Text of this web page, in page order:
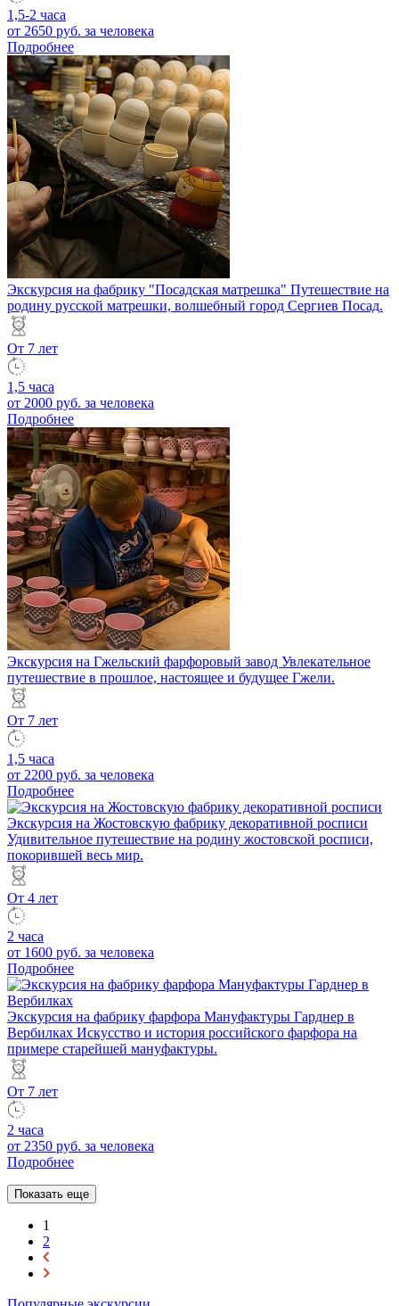
1,5-2 часа
от 2650 руб. за человека
Подробнее
Экскурсия на фабрику "Посадская матрешка" Путешествие на
родину русской матрешки, волшебный город Сергиев Посад.
От 7 лет
1,5 часа
от 2000 руб. за человека
Подробнее
Экскурсия на Гжельский фарфоровый завод Увлекательное
путешествие в прошлое, настоящее и будущее Гжели.
От 7 лет
1,5 часа
от 2200 руб. за человека
Подробнее
Экскурсия на Жостовскую фабрику декоративной росписи
Удивительное путешествие на родину жостовской росписи,
покорившей весь мир.
От 4 лет
2 часа
от 1600 руб. за человека
Подробнее
Экскурсия на фабрику фарфора Мануфактуры Гарднер в
Вербилках Искусство и история российского фарфора на
примере старейшей мануфактуры.
От 7 лет
2 часа
от 2350 руб. за человека
Подробнее
Показать еще
1
2